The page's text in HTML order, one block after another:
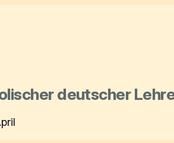
deutscher